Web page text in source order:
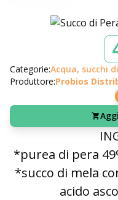
Categorie:Acqua, succhi
Produttore:Probios
*purea di pera
*succo di mela
acido